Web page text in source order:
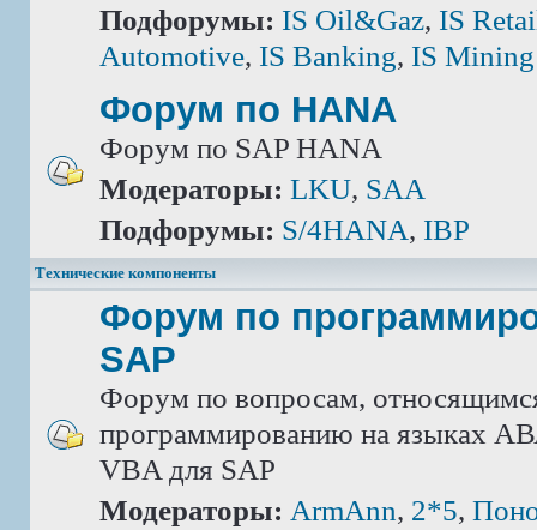
Подфорумы: IS Oil&Gaz, IS
Automotive, IS Banking, IS Mining
Форум по HANA
Форум по SAP HANA
Модераторы: LKU, SAA
Подфорумы: S/4HANA, IBP
Технические компоненты
Форум по
SAP
Форум по вопросам,
программированию на языках
VBA для SAP
Модераторы: ArmAnn, 2*5,